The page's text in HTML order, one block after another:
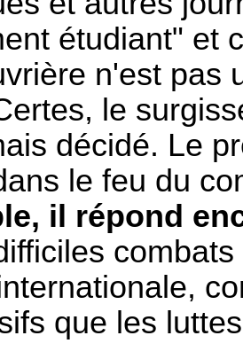
étudiant" et
n'est pas
le
décidé. Le
le feu du
il répond
que les